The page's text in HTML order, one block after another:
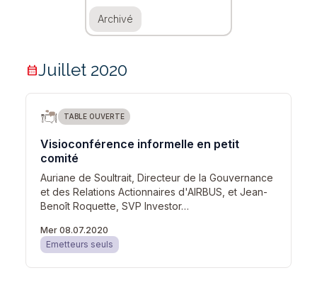
Archivé
calendar_monthJuillet 2020
TABLE OUVERTE
Visioconférence informelle en petit
comité
Auriane de Soultrait, Directeur de la Gouvernance
et des Relations Actionnaires d'AIRBUS, et Jean-
Benoît Roquette, SVP Investor…
Mer 08.07.2020
Emetteurs seuls